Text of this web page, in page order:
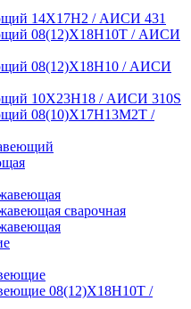
14Х17Н2 / АИСИ 431
08(12)Х18Н10Т / АИСИ
08(12)Х18Н10 / АИСИ
10Х23Н18 / АИСИ 310S
08(10)Х17Н13М2Т /
сварочная
08(12)Х18Н10Т /